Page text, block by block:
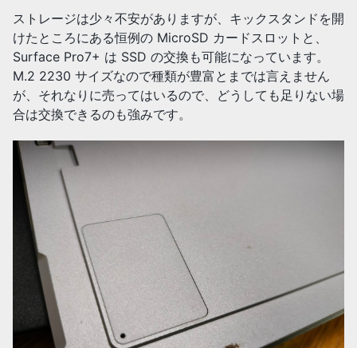
ストレージは少々不安がありますが、キックスタンドを開
けたところにある恒例の MicroSD カードスロットと、
Surface Pro7+ は SSD の交換も可能になっています。
M.2 2230 サイズなので種類が豊富とまでは言えません
が、それなりに売ってはいるので、どうしても足りない場
合は交換できるのも強みです。